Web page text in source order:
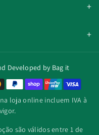
Developed by Bag it
loja online incluem IVA à
são válidos entre 1 de